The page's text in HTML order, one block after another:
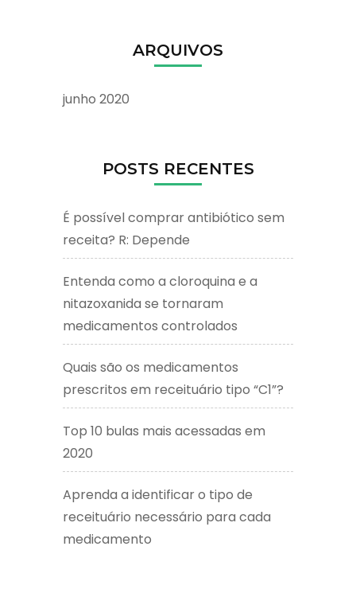
ARQUIVOS
junho 2020
POSTS RECENTES
É possível comprar antibiótico sem
receita? R: Depende
Entenda como a cloroquina e a
nitazoxanida se tornaram
medicamentos controlados
Quais são os medicamentos
prescritos em receituário tipo “C1”?
Top 10 bulas mais acessadas em
2020
Aprenda a identificar o tipo de
receituário necessário para cada
medicamento